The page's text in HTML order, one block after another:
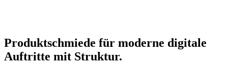
Produktschmiede für moderne digitale
Auftritte mit Struktur.